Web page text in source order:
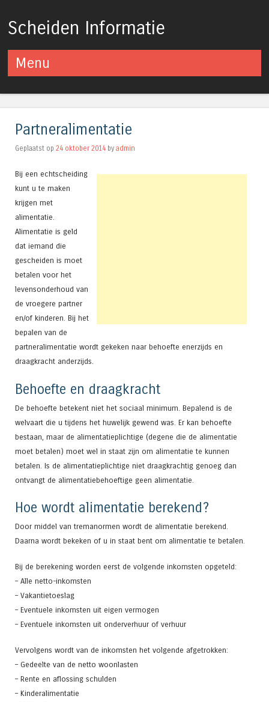
Scheiden Informatie
Menu
Partneralimentatie
Geplaatst op 24 oktober 2014 by admin
Bij een echtscheiding
kunt u te maken
krijgen met
alimentatie.
Alimentatie is geld
dat iemand die
gescheiden is moet
betalen voor het
levensonderhoud van
de vroegere partner
en/of kinderen. Bij het
bepalen van de
partneralimentatie wordt gekeken naar behoefte enerzijds en
draagkracht anderzijds.
Behoefte en draagkracht
De behoefte betekent niet het sociaal minimum. Bepalend is de
welvaart die u tijdens het huwelijk gewend was. Er kan behoefte
bestaan, maar de alimentatieplichtige (degene die de alimentatie
moet betalen) moet wel in staat zijn om alimentatie te kunnen
betalen. Is de alimentatieplichtige niet draagkrachtig genoeg dan
ontvangt de alimentatiebehoeftige geen alimentatie.
Hoe wordt alimentatie berekend?
Door middel van tremanormen wordt de alimentatie berekend.
Daarna wordt bekeken of u in staat bent om alimentatie te betalen.
Bij de berekening worden eerst de volgende inkomsten opgeteld:
– Alle netto-inkomsten
– Vakantietoeslag
– Eventuele inkomsten uit eigen vermogen
– Eventuele inkomsten uit onderverhuur of verhuur
Vervolgens wordt van de inkomsten het volgende afgetrokken:
– Gedeelte van de netto woonlasten
– Rente en aflossing schulden
– Kinderalimentatie